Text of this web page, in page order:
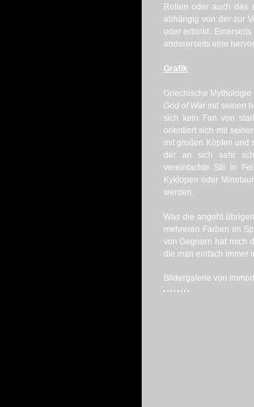
Rollen oder auch das
abhängig von der zur
oder ertrinkt.
andererseits eine
Grafik
Griechische
God of War mit seinen
sich kein Fan von
orientiert sich mit
mit großen Köpfen und
der an sich sehr
vereinfachte Stil in
Kyklopen oder
werden.
Was die angeht
mehreren Farben im
von Gegnern hat mich
die man einfach immer
Bildergalerie von